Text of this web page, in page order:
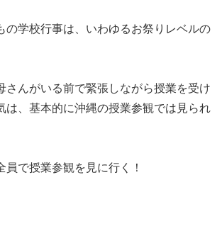
の学校行事は、いわゆるお祭りレベルの
さんがいる前で緊張しながら授業を受け
は、基本的に沖縄の授業参観では見られ
員で授業参観を見に行く！